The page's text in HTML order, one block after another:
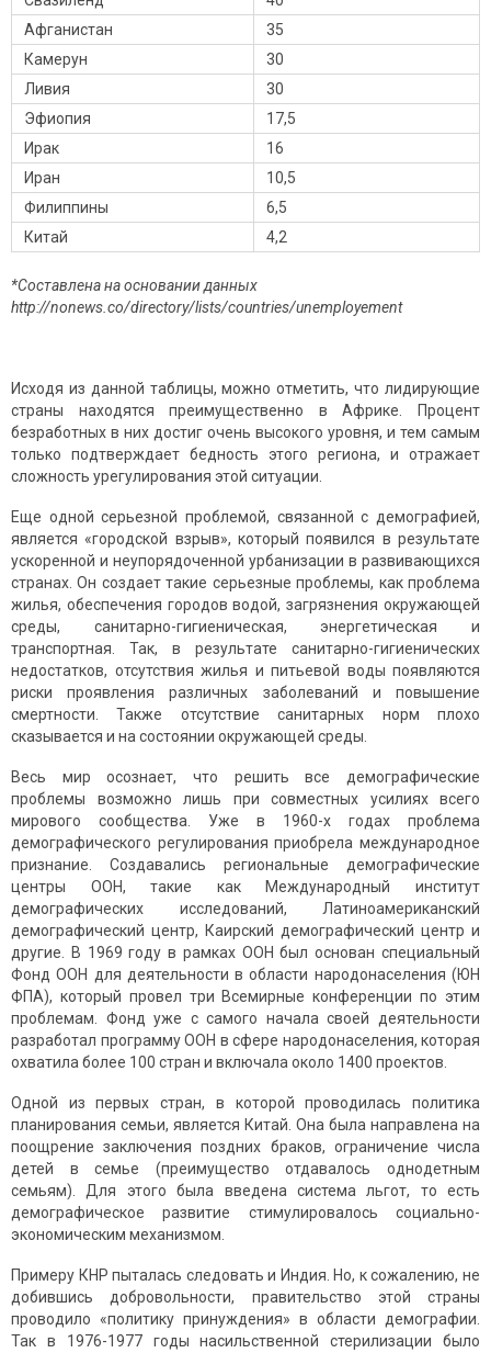
Афганистан
35
Камерун
30
Ливия
30
Эфиопия
17,5
Ирак
16
Иран
10,5
Филиппины
6,5
Китай
4,2
*Составлена на основании данных
http://nonews.co/directory/lists/countries/unemployement
Исходя из данной таблицы, можно отметить, что лидирующие
страны находятся преимущественно в Африке. Процент
безработных в них достиг очень высокого уровня, и тем самым
только подтверждает бедность этого региона, и отражает
сложность урегулирования этой ситуации.
Еще одной серьезной проблемой, связанной с демографией,
является «городской взрыв», который появился в результате
ускоренной и неупорядоченной урбанизации в развивающихся
странах. Он создает такие серьезные проблемы, как проблема
жилья, обеспечения городов водой, загрязнения окружающей
среды, санитарно-гигиеническая, энергетическая и
транспортная. Так, в результате санитарно-гигиенических
недостатков, отсутствия жилья и питьевой воды появляются
риски проявления различных заболеваний и повышение
смертности. Также отсутствие санитарных норм плохо
сказывается и на состоянии окружающей среды.
Весь мир осознает, что решить все демографические
проблемы возможно лишь при совместных усилиях всего
мирового сообщества. Уже в 1960-х годах проблема
демографического регулирования приобрела международное
признание. Создавались региональные демографические
центры ООН, такие как Международный институт
демографических исследований, Латиноамериканский
демографический центр, Каирский демографический центр и
другие. В 1969 году в рамках ООН был основан специальный
Фонд ООН для деятельности в области народонаселения (ЮН
ФПА), который провел три Всемирные конференции по этим
проблемам. Фонд уже с самого начала своей деятельности
разработал программу ООН в сфере народонаселения, которая
охватила более 100 стран и включала около 1400 проектов.
Одной из первых стран, в которой проводилась политика
планирования семьи, является Китай. Она была направлена на
поощрение заключения поздних браков, ограничение числа
детей в семье (преимущество отдавалось однодетным
семьям). Для этого была введена система льгот, то есть
демографическое развитие стимулировалось социально-
экономическим механизмом.
Примеру КНР пыталась следовать и Индия. Но, к сожалению, не
добившись добровольности, правительство этой страны
проводило «политику принуждения» в области демографии.
Так в 1976-1977 годы насильственной стерилизации было